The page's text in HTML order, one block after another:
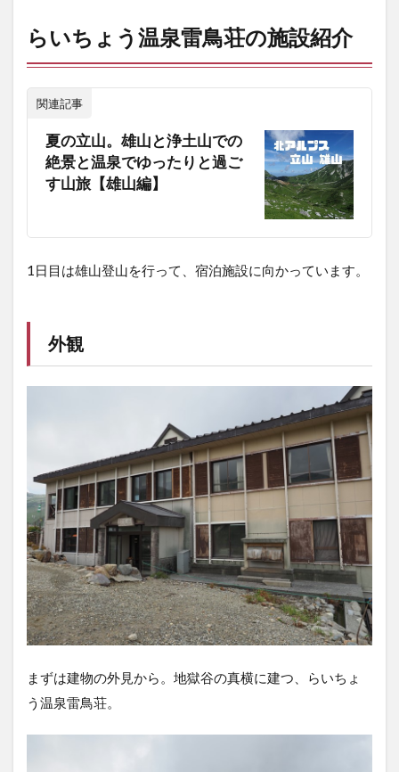
らいちょう温泉雷鳥荘の施設紹介
関連記事
夏の立山。雄山と浄土山での
絶景と温泉でゆったりと過ご
す山旅【雄山編】
1日目は雄山登山を行って、宿泊施設に向かっています。
外観
まずは建物の外見から。地獄谷の真横に建つ、らいちょ
う温泉雷鳥荘。